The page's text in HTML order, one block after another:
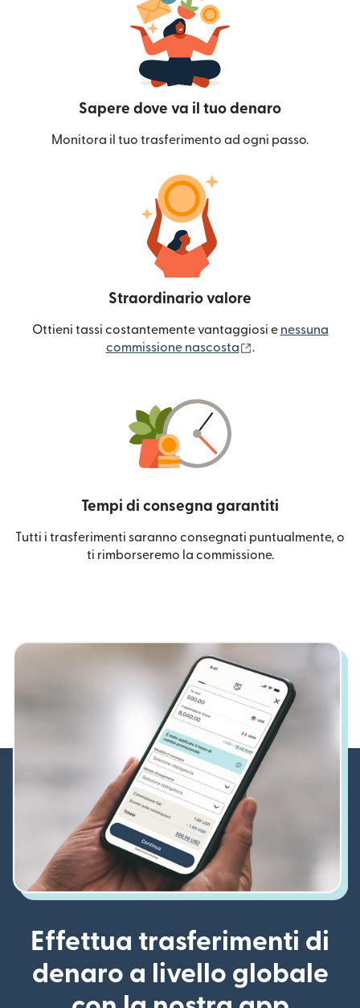
Sapere dove va il tuo denaro
Monitora il tuo trasferimento ad ogni passo.
Straordinario valore
Ottieni tassi costantemente vantaggiosi e nessuna
commissione nascosta
.
Tempi di consegna garantiti
Tutti i trasferimenti saranno consegnati puntualmente, o
ti rimborseremo la commissione.
Effettua trasferimenti di
denaro a livello globale